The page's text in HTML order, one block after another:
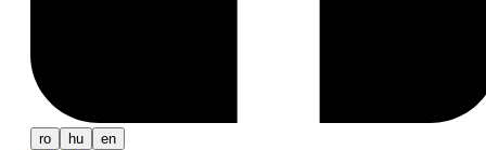
ro hu en